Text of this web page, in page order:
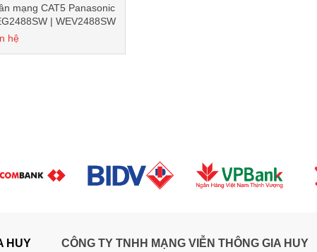
mạng CAT5 Panasonic
| WEV2488SW
hệ
HUY CÔNG TY TNHH MẠNG VIỄN THÔNG GIA HUY